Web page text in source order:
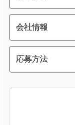
会社情報
応募方法